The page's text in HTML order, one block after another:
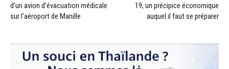
d’un avion d’évacuation médicale
sur l’aéroport de Manille
19, un précipice économique
auquel il faut se préparer